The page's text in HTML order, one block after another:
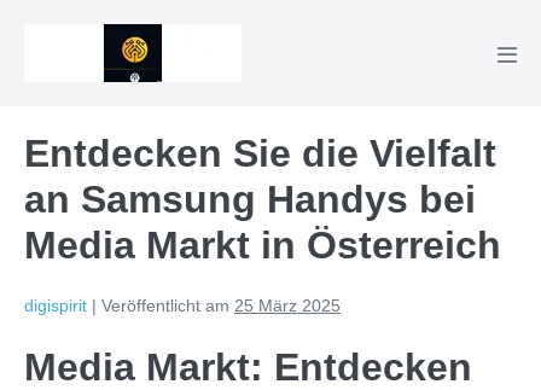
Entdecken Sie die Vielfalt
an Samsung Handys bei
Media Markt in Österreich
digispirit | Veröffentlicht am 25 März 2025
Media Markt: Entdecken